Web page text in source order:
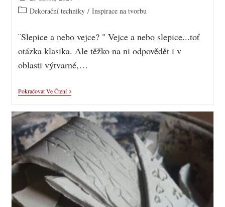
Dekorační techniky / Inspirace na tvorbu
¨Slepice a nebo vejce? " Vejce a nebo slepice...toť
otázka klasika. Ale těžko na ni odpovědět i v
oblasti výtvarné,…
Pokračovat Ve Čtení